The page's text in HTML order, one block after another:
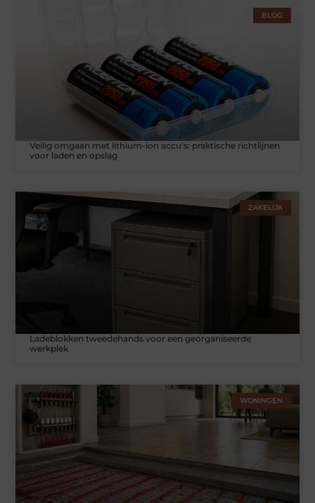
BLOG
Veilig omgaan met lithium-ion accu's: praktische richtlijnen
voor laden en opslag
ZAKELIJK
Ladeblokken tweedehands voor een georganiseerde
werkplek
WONINGEN